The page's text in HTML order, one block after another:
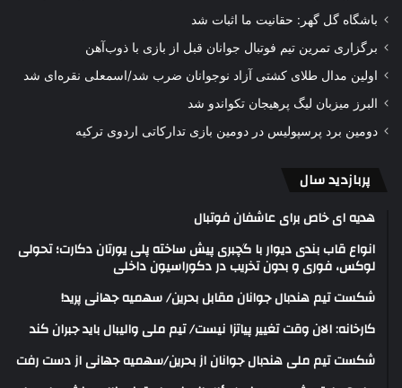
باشگاه گل گهر: حقانیت ما اثبات شد
برگزاری تمرین تیم فوتبال جوانان قبل از بازی با ذوب‌آهن
اولین مدال طلای کشتی آزاد نوجوانان ضرب شد/اسمعلی نقره‌ای شد
البرز میزبان لیگ پرهیجان تکواندو شد
دومین برد پرسپولیس در دومین بازی تدارکاتی اردوی ترکیه
پربازدید سال
هدیه ای خاص برای عاشفان فوتبال
انواع قاب بندی دیوار با گچبری پیش ساخته پلی یورتان دکارت؛ تحولی
لوکس، فوری و بدون تخریب در دکوراسیون داخلی
شکست تیم هندبال جوانان مقابل بحرین/ سهمیه جهانی پرید!
کارخانه: الان وقت تغییر پیاتزا نیست/ تیم ملی والیبال باید جبران کند
شکست تیم ملی هندبال جوانان از بحرین/سهمیه جهانی از دست رفت